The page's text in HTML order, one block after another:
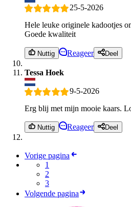
25-5-2026
Hele leuke originele kadootjes
Goede kwaliteit
Nuttig Reageer Deel
Tessa Hoek
9-5-2026
Erg blij met mijn mooie kaars.
Nuttig Reageer Deel
Vorige pagina
1
2
3
Volgende pagina